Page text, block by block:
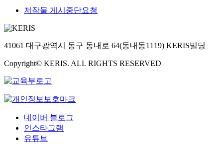
저작물 게시중단요청
41061 대구광역시 동구 동내로 64(동내동1119) KERIS빌딩
Copyright© KERIS. ALL RIGHTS RESERVED
네이버 블로그
인스타그램
유튜브